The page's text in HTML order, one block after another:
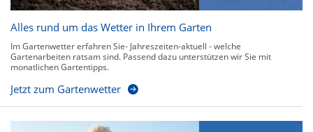
Alles rund um das Wetter in Ihrem Garten
Im Gartenwetter erfahren Sie- Jahreszeiten-aktuell - welche
Gartenarbeiten ratsam sind. Passend dazu unterstützen wir Sie mit
monatlichen Gartentipps.
Jetzt zum Gartenwetter